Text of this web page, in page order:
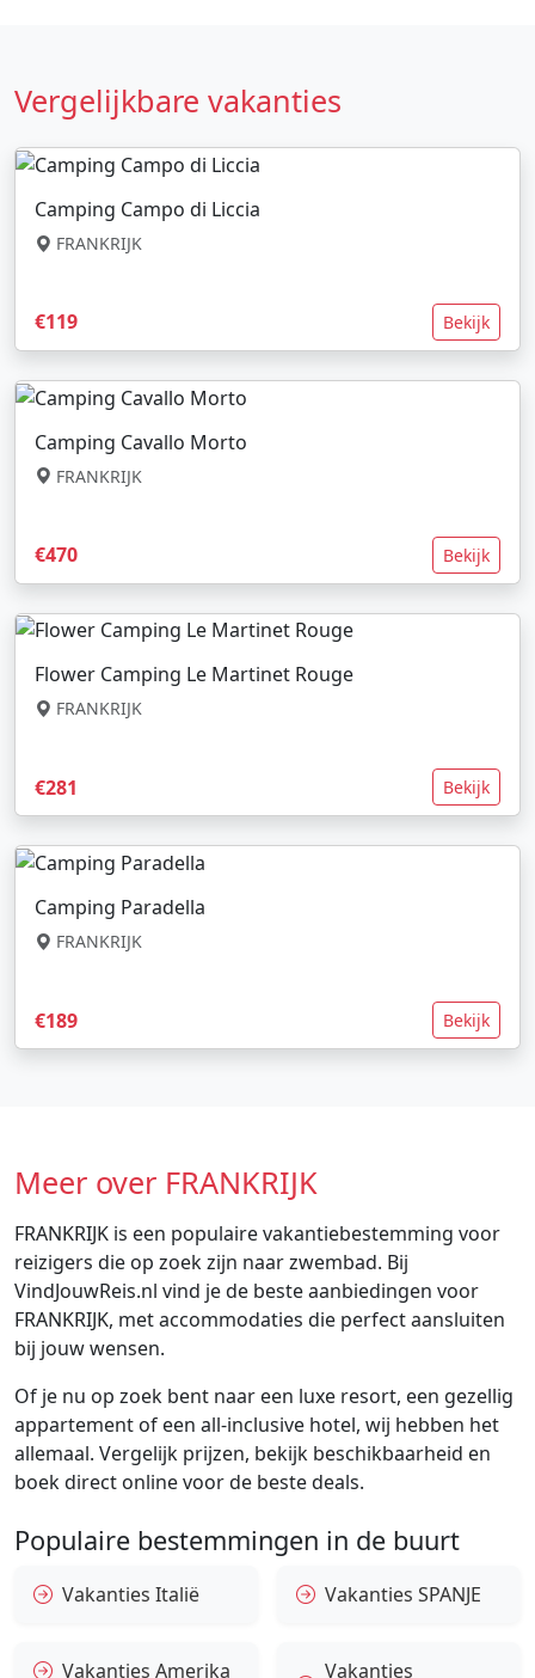
Vergelijkbare vakanties
Camping Campo di Liccia
FRANKRIJK
€119 Bekijk
Camping Cavallo Morto
FRANKRIJK
€470 Bekijk
Flower Camping Le Martinet Rouge
FRANKRIJK
€281 Bekijk
Camping Paradella
FRANKRIJK
€189 Bekijk
Meer over FRANKRIJK
FRANKRIJK is een populaire vakantiebestemming voor
reizigers die op zoek zijn naar zwembad. Bij
VindJouwReis.nl vind je de beste aanbiedingen voor
FRANKRIJK, met accommodaties die perfect aansluiten
bij jouw wensen.
Of je nu op zoek bent naar een luxe resort, een gezellig
appartement of een all-inclusive hotel, wij hebben het
allemaal. Vergelijk prijzen, bekijk beschikbaarheid en
boek direct online voor de beste deals.
Populaire bestemmingen in de buurt
Vakanties Italië Vakanties SPANJE
Vakanties Amerika
Vakanties